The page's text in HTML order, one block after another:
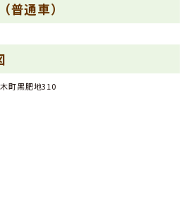
校生に人気のランキングで
に人気のランキングで1位になりま
のランキングで
普通車）
町黒肥地310